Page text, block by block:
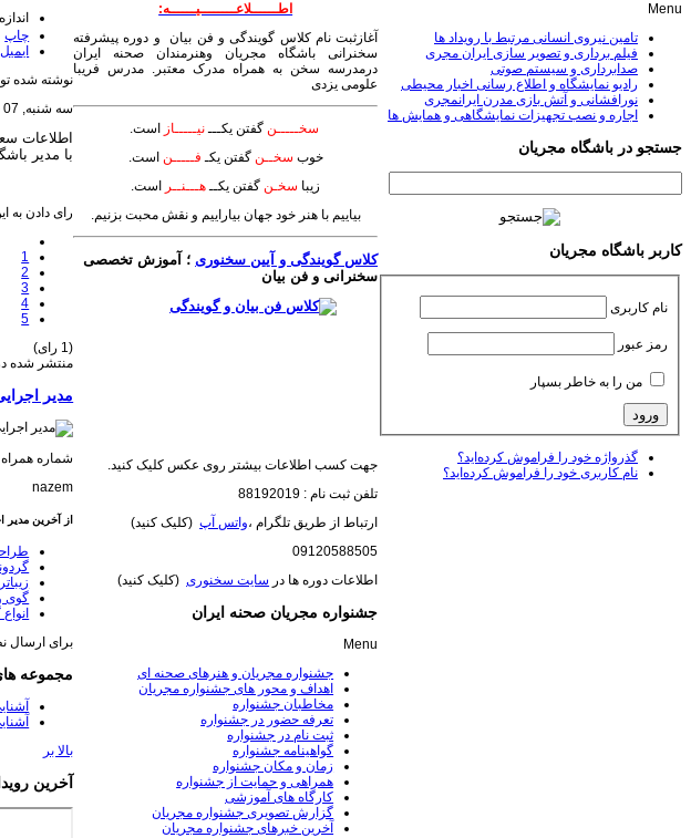
چاپ
ایمیل
نوشته شده
سه شنبه, 07 خرداد 1392 05:42
اطلاعات
با مدیر باشگاه 09128239105 تماس
رای دادن به
1
2
3
4
5
(1 رای)
منتشر شده
مدیر
شماره همراه : 0912-
nazem
از آخرین مدیر
گوی
برای ارسال
مجموعه
بالا بر
آخرین
اطــــــلاعــــــــیــــــه:
آغازثبت نام کلاس گویندگی و فن بیان و دوره پیشرفته
سخنرانی باشگاه مجریان وهنرمندان صحنه ایران
درمدرسه سخن به همراه مدرک معتبر. مدرس فریبا
علومی یزدی
سخـــــن گفتن یکـــنیـــــاز
است.
خوب سخــن گفتن یکـ فـــــن است.
زیبا سخـنگفتن یکــهـــنــر
است.
بیاییم با هنر خود جهان بیاراییم و نقش محبت بزنیم.
کلاس گویندگی و آیین سخنوری؛ آموزش تخصصی
سخنرانی و فن بیان
جهت کسب اطلاعات بیشتر روی عکس کلیک کنید.
تلفن ثبت نام : 88192019
ارتباط از طریق تلگرام ،واتس آپ(کلیک کنید)
09120588505
اطلاعات دوره ها در سایت سخنوری(کلیک کنید)
جشنواره مجریان صحنه ایران
Menu
جشنواره مجریان و هنرهای صحنه ای
اهداف و محور های جشنواره مجریان
مخاطبان جشنواره
تعرفه حضور در جشنواره
ثبت نام در جشنواره
گواهینامه جشنواره
زمان و مکان جشنواره
همراهی و حمایت از جشنواره
کارگاه های آموزشی
گزارش تصویری جشنواره مجریان
آخرین خبرهای جشنواره مجریان
Menu
تامین نیروی انسانی مرتبط با رویداد ها
فیلم برداری و تصویر سازی ایران مجری
صدابرداری و سیستم صوتی
رادیو نمایشگاه و اطلاع رسانی اخبار محیطی
نورافشانی و آتش بازی مدرن ایرانمجری
اجاره و نصب تجهیزات نمایشگاهی و همایش ها
جستجو در باشگاه مجریان
کاربر باشگاه مجریان
نام کاربری
رمز عبور
من را به خاطر بسپار
گذرواژه خود را فراموش کرده‌اید؟
نام کاربری خود را فراموش کرده‌اید؟